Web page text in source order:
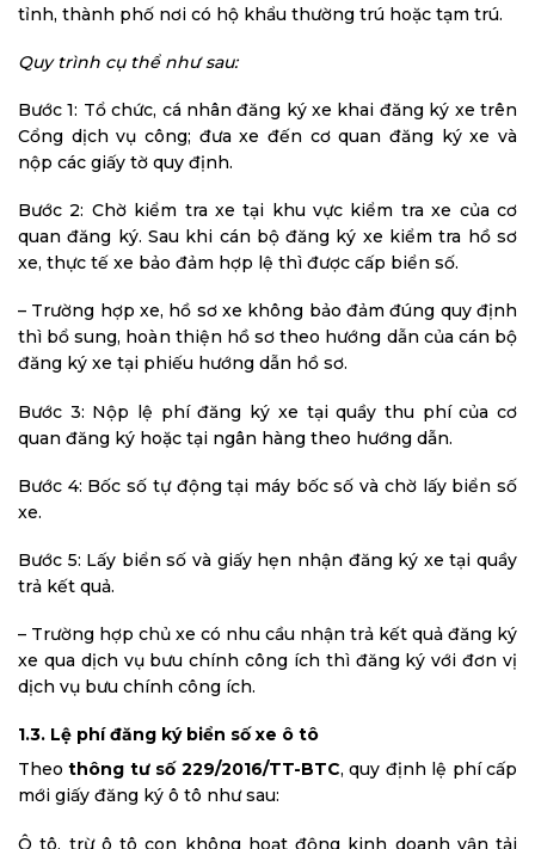
tỉnh, thành phố nơi có hộ khẩu thường trú hoặc tạm trú.
Quy trình cụ thể như sau:
Bước 1: Tổ chức, cá nhân đăng ký xe khai đăng ký xe trên
Cổng dịch vụ công; đưa xe đến cơ quan đăng ký xe và
nộp các giấy tờ quy định.
Bước 2: Chờ kiểm tra xe tại khu vực kiểm tra xe của cơ
quan đăng ký. Sau khi cán bộ đăng ký xe kiểm tra hồ sơ
xe, thực tế xe bảo đảm hợp lệ thì được cấp biển số.
– Trường hợp xe, hồ sơ xe không bảo đảm đúng quy định
thì bổ sung, hoàn thiện hồ sơ theo hướng dẫn của cán bộ
đăng ký xe tại phiếu hướng dẫn hồ sơ.
Bước 3: Nộp lệ phí đăng ký xe tại quầy thu phí của cơ
quan đăng ký hoặc tại ngân hàng theo hướng dẫn.
Bước 4: Bốc số tự động tại máy bốc số và chờ lấy biển số
xe.
Bước 5: Lấy biển số và giấy hẹn nhận đăng ký xe tại quầy
trả kết quả.
– Trường hợp chủ xe có nhu cầu nhận trả kết quả đăng ký
xe qua dịch vụ bưu chính công ích thì đăng ký với đơn vị
dịch vụ bưu chính công ích.
1.3. Lệ phí đăng ký biển số xe ô tô
Theothông tư số 229/2016/TT-BTC, quy định lệ phí cấp
mới giấy đăng ký ô tô như sau:
Ô tô, trừ ô tô con không hoạt động kinh doanh vận tải